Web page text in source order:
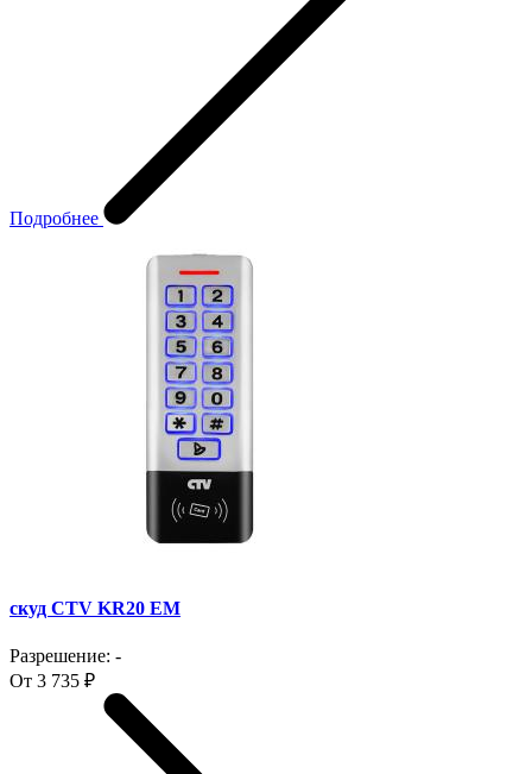
Подробнее
скуд CTV KR20 EM
Разрешение: -
От 3 735 ₽